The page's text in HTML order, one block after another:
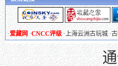
·爱藏网 ·CNCC评级·上海云洲古玩城 ·